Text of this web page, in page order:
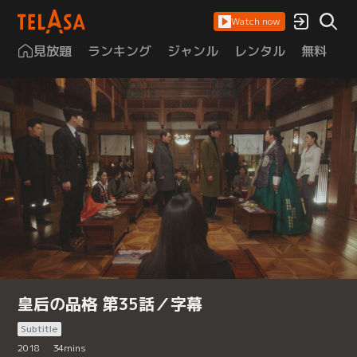
Watch now
見放題 ランキング ジャンル レンタル 無料
皇后の品格 第35話／字幕
Subtitle
2018
34mins